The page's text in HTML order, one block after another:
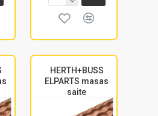
HERTH+BUSS
ELPARTS masas
saite